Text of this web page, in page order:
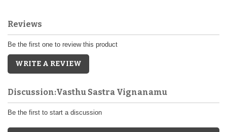
Reviews
Be the first one to review this product
WRITE A REVIEW
Discussion:Vasthu Sastra Vignanamu
Be the first to start a discussion